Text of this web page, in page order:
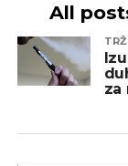
All
za